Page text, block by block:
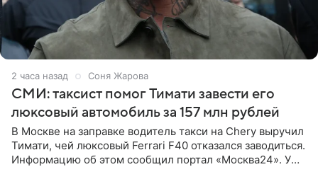
2 часа назад Соня Жарова
СМИ: таксист помог Тимати завести его
люксовый автомобиль за 157 млн рублей
В Москве на заправке водитель такси на Chery выручил
Тимати, чей люксовый Ferrari F40 отказался заводиться.
Информацию об этом сообщил портал «Москва24». У